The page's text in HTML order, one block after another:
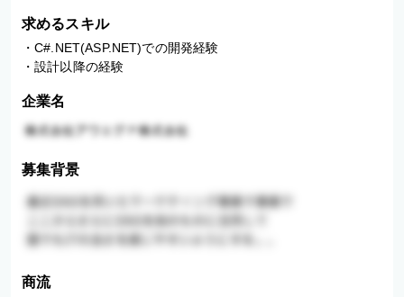
求めるスキル
・C#.NET(ASP.NET)での開発経験
・設計以降の経験
企業名
募集背景
商流